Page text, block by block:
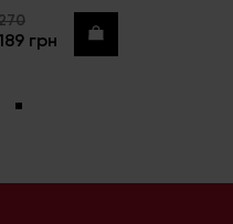
грн Купити